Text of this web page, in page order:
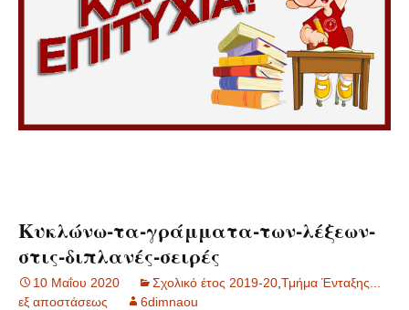
Κυκλώνω-τα-γράμματα-των-λέξεων-
στις-διπλανές-σειρές
10 Μαΐου 2020 Σχολικό έτος 2019-20 Τμήμα Ένταξης...
εξ αποστάσεως
6dimnaou